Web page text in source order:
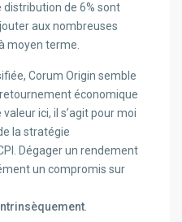
distribution de 6% sont
aux nombreuses
moyen terme.
Corum Origin semble
économique
ici, il s’agit pour moi
la stratégie
Dégager un rendement
un compromis sur